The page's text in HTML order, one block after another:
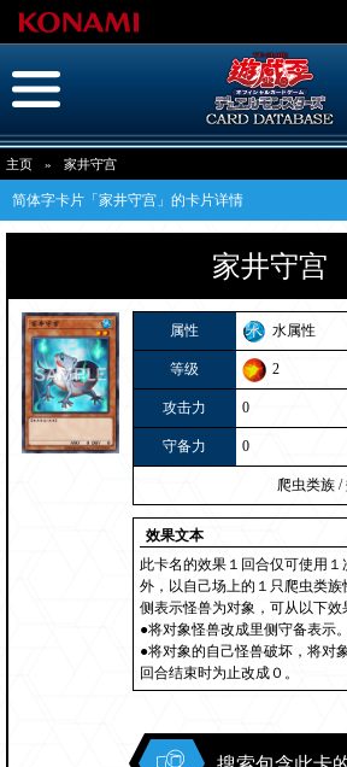
主页 » 家井守宫
简体字卡片「家井守宫」的卡片详情
家井守宫
属性 水属性
等级 2
攻击力 0
守备力 0
爬虫类族 /
效果文本
此卡名的效果１回合仅可使用
外，以自己场上的１只爬虫类
侧表示怪兽为对象，可从以下效
●将对象怪兽改成里侧守备表示。
●将对象的自己怪兽破坏，将对
回合结束时为止改成０。